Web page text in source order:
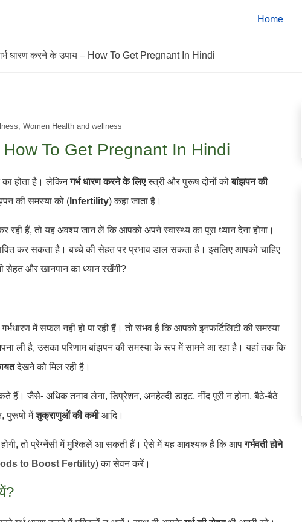
Home
धारण करने के उपाय – How To Get Pregnant In Hindi
, Women Health and wellness
How To Get Pregnant In Hindi
का होता है। लेकिनगर्भ धारण करने के लिएस्त्री और पुरूष दोनों कोबांझपन की
की समस्या को ( Infertility) कहा जाता है।
रही हैं, तो यह अवश्य जान लें कि आपको अपने स्वास्थ्य का पूरा ध्यान देना होगा।
कर सकता है। बच्चे की सेहत पर प्रभाव डाल सकता है। इसलिए आपको चाहिए
और खानपान का ध्यान रखेंगी?
में सफल नहीं हो पा रही हैं। तो संभव है कि आपको इनफर्टिलिटी की समस्या
ली है, उसका परिणाम बांझपन की समस्या के रूप में सामने आ रहा है। यहां तक कि
देखने को मिल रही है।
हैं। जैसे- अधिक तनाव लेना, डिप्रेशन, अनहेल्दी डाइट, नींद पूरी न होना, बैठे-बैठे
पुरूषों मेंशुक्राणुओं की कमीआदि।
तो प्रेग्नेंसी में मुश्किलें आ सकती हैं। ऐसे में यह आवश्यक है कि आपगर्भवती होने
to Boost Fertility) का सेवन करें।